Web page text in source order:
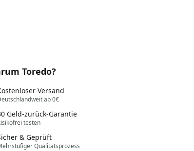
Toredo?
Versand
ab 0€
Geld-zurück-Garantie
testen
& Geprüft
Qualitätsprozess